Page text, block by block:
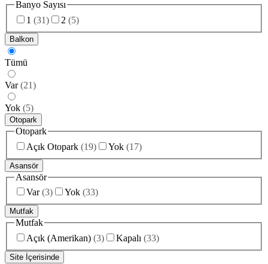
Banyo Sayısı
1 (31) 2 (5)
Balkon
Tümü
Var (21)
Yok (5)
Otopark
Otopark
Açık Otopark (19) Yok (17)
Asansör
Asansör
Var (3) Yok (33)
Mutfak
Mutfak
Açık (Amerikan) (3) Kapalı (33)
Site İçerisinde